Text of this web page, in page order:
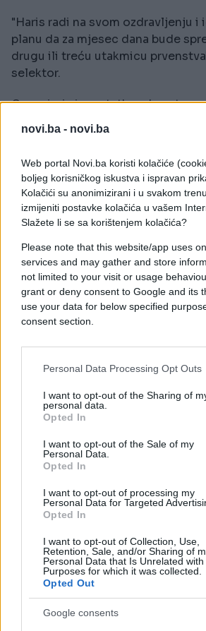
novi.ba - novi.ba
Web portal Novi.ba koristi kolačiće
boljeg korisničkog iskustva i ispravan
Kolačići su anonimizirani i u svakom
izmijeniti postavke kolačića u vašem
Slažete li se sa korištenjem kolačića?
Please note that this website/app uses
services and may gather and store
not limited to your visit or usage
grant or deny consent to Google and its
use your data for below specified
consent section.
Personal Data Processing Opt Outs
I want to opt-out of the Sharing of
personal data.
Opted In
I want to opt-out of the Sale of my
Personal Data.
Opted In
I want to opt-out of processing my
Personal Data for Targeted
Opted In
I want to opt-out of Collection, Use,
Retention, Sale, and/or Sharing of
Personal Data that Is Unrelated
Purposes for which it was collected.
Opted Out
Google consents
"Haris radi na svom ozdravljenju i
planu da za mjesec dana bude
drugu ili treću utakmicu
selektor.
Govorio je i o ostatku
da je Edin Džeko danas radio
ekipe, dok su Ivan Šunjić i Osman
"Šunjić ima danas kontrolno
bude spreman. Džeko u Americi
Hadžikić se povrijedio, neće s
reprezentativac. S našim
jučer odlučili", poručio je
#sergej barbarez